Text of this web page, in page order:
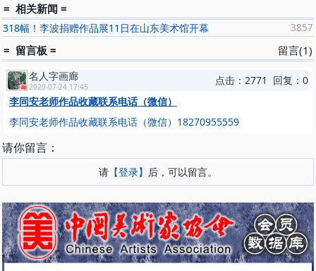
= 相关新闻 =
3857
318幅！李波捐赠作品展11日在山东美术馆开幕
留言(1)
= 留言板 =
名人字画廊
2020-07-24 17:45
点击：2771 回复：0
李同安老师作品收藏联系电话（微信）
李同安老师作品收藏联系电话（微信）18270955559
请你留言：
请 【登录】 后，可以留言。